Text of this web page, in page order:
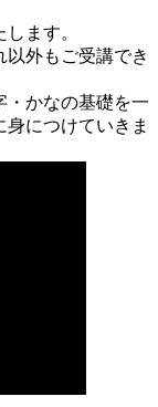
ます。
外もご受講でき
・かなの基礎を一
につけていきま